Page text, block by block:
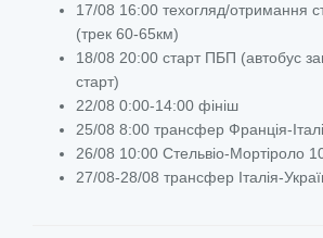
17/08 16:00 техогляд/отримання
(трек 60-65км)
18/08 20:00 старт ПБП (автобус
старт)
22/08 0:00-14:00 фініш
25/08 8:00 трансфер Франція-
26/08 10:00 Стельвіо-Мортіроло
27/08-28/08 трансфер Італія-